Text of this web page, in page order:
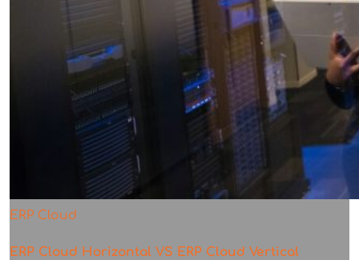
ERP Cloud
ERP Cloud Horizontal VS ERP Cloud Vertical